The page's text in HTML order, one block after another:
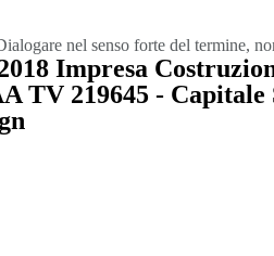
nel senso forte del termine,
Impresa
TV 219645 - Capitale